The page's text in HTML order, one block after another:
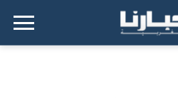
القائمة الرئيسية